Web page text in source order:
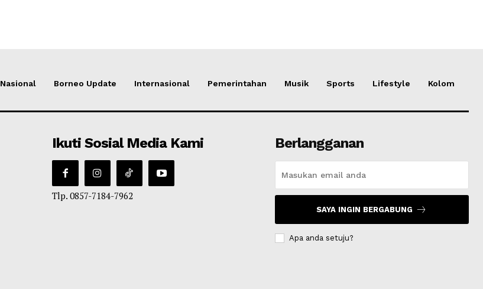
Nasional Borneo Update Internasional Pemerintahan Musik Sports Lifestyle Kolom
Ikuti Sosial Media Kami
Tlp. 0857-7184-7962
Berlangganan
SAYA INGIN BERGABUNG
Apa anda setuju?